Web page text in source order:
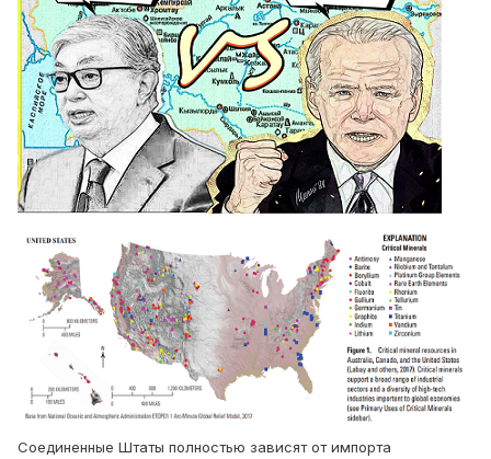
Соединенные Штаты полностью зависят от импорта